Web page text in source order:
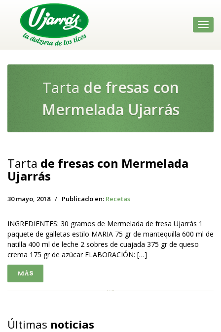
Tarta de fresas con
Mermelada Ujarrás
Tarta de fresas con Mermelada
Ujarrás
30 mayo, 2018/ Publicado en: Recetas
INGREDIENTES: 30 gramos de Mermelada de fresa Ujarrás 1
paquete de galletas estilo MARIA 75 gr de mantequilla 600 ml de
natilla 400 ml de leche 2 sobres de cuajada 375 gr de queso
crema 175 gr de azúcar ELABORACIÓN: […]
MÁS
Últimas noticias